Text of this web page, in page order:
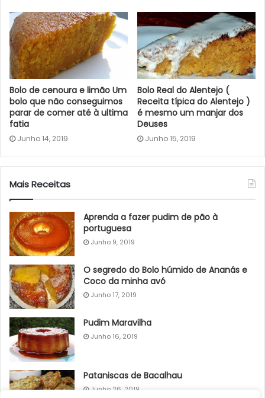
Bolo de cenoura e limão Um
bolo que não conseguimos
parar de comer até à ultima
fatia
Junho 14, 2019
Bolo Real do Alentejo (
Receita típica do Alentejo )
é mesmo um manjar dos
Deuses
Junho 15, 2019
Mais Receitas
Aprenda a fazer pudim de pão à
portuguesa
Junho 9, 2019
O segredo do Bolo húmido de Ananás e
Coco da minha avó
Junho 17, 2019
Pudim Maravilha
Junho 16, 2019
Pataniscas de Bacalhau
Junho 26, 2019